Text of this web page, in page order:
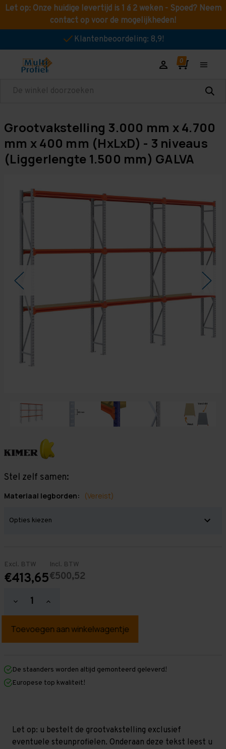
Let op: Onze huidige levertijd is 1 á 2 weken - Spoed? Neem
contact op voor de mogelijkheden!
Klantenbeoordeling: 8,9!
Zoeken
Grootvakstelling 3.000 mm x 4.700
mm x 400 mm (HxLxD) - 3 niveaus
(Liggerlengte 1.500 mm) GALVA
Stel zelf samen:
Materiaal legborden: (Vereist)
Excl. BTW
€413,65
Incl. BTW
€500,52
Hoeveelheid
verlagen
Grootvakstelling
mm
mm
x
400
niveaus
(Liggerlengte
1.500
Hoeveelheid
verhogen
Grootvakstelling
mm
mm
400
niveaus
(Liggerlengte
1.500
De staanders worden altijd gemonteerd geleverd!
Europese top kwaliteit!
Let op: u bestelt de grootvakstelling exclusief
eventuele steunprofielen. Onderaan deze tekst leest u